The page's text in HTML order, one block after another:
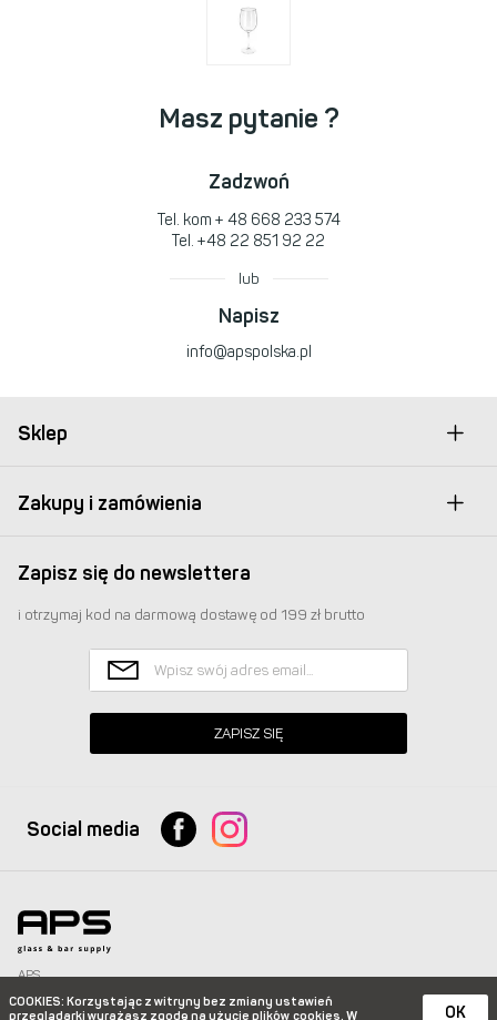
COOKIES: Korzystając z witryny bez zmiany ustawień
przeglądarki wyrażasz zgodę na użycie plików cookies. W OK
Masz pytanie ?
Zadzwoń
Tel. kom + 48 668 233 574
Tel. +48 22 851 92 22
lub
Napisz
info@apspolska.pl
Sklep
Zakupy i zamówienia
Zapisz się do newslettera
i otrzymaj kod na darmową dostawę od 199 zł brutto
ZAPISZ SIĘ
Social media
APS
Glass & Bar Supply Sp. z o.o. wszystkie prawa zastrzeżone.
info@apspolska.pl|Mapa strony| Infolinia:+48 668 233 574| +48 22 851 92 22